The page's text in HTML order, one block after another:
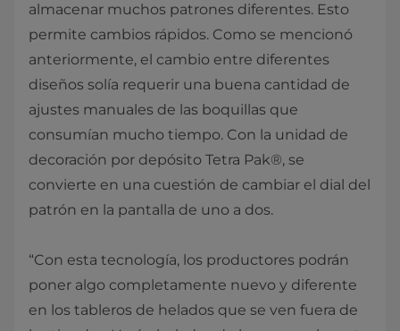
almacenar muchos patrones diferentes. Esto
permite cambios rápidos. Como se mencionó
anteriormente, el cambio entre diferentes
diseños solía requerir una buena cantidad de
ajustes manuales de las boquillas que
consumían mucho tiempo. Con la unidad de
decoración por depósito Tetra Pak®, se
convierte en una cuestión de cambiar el dial del
patrón en la pantalla de uno a dos.
“Con esta tecnología, los productores podrán
poner algo completamente nuevo y diferente
en los tableros de helados que se ven fuera de